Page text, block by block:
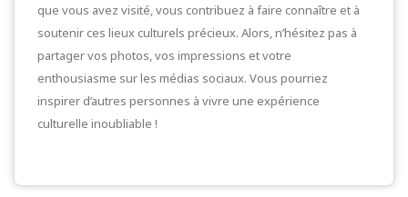
que vous avez visité, vous contribuez à faire connaître et à
soutenir ces lieux culturels précieux. Alors, n’hésitez pas à
partager vos photos, vos impressions et votre
enthousiasme sur les médias sociaux. Vous pourriez
inspirer d’autres personnes à vivre une expérience
culturelle inoubliable !